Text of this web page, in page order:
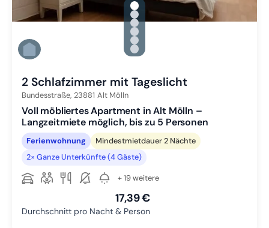
gallery.slide_selector
Zu Slide 1 wechseln
Zu Slide 2 wechseln
Zu Slide 3 wechseln
Zu Slide 4 wechseln
Zu Slide 5 wechseln
Zu Slide 6 wechseln
2 Schlafzimmer mit Tageslicht
Bundesstraße, 23881 Alt Mölln
Voll möbliertes Apartment in Alt Mölln –
Langzeitmiete möglich, bis zu 5 Personen
Ferienwohnung
Mindestmietdauer 2 Nächte
2× Ganze Unterkünfte (4 Gäste)
+ 19 weitere
17,39 €
Durchschnitt pro Nacht & Person